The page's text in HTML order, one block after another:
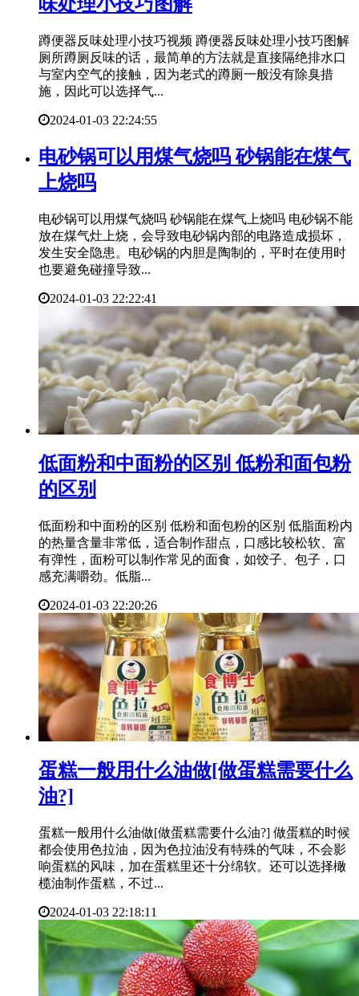
味处理小技巧图解
蹲便器反味处理小技巧视频 蹲便器反味处理小技巧图解
厕所蹲厕反味的话，最简单的方法就是直接隔绝排水口
与室内空气的接触，因为老式的蹲厕一般没有除臭措
施，因此可以选择气...
2024-01-03 22:24:55
​电砂锅可以用煤气烧吗 砂锅能在煤气
上烧吗
电砂锅可以用煤气烧吗 砂锅能在煤气上烧吗 电砂锅不能
放在煤气灶上烧，会导致电砂锅内部的电路造成损坏，
发生安全隐患。电砂锅的内胆是陶制的，平时在使用时
也要避免碰撞导致...
2024-01-03 22:22:41
​低面粉和中面粉的区别 低粉和面包粉
的区别
低面粉和中面粉的区别 低粉和面包粉的区别 低脂面粉内
的热量含量非常低，适合制作甜点，口感比较松软、富
有弹性，面粉可以制作常见的面食，如饺子、包子，口
感充满嚼劲。低脂...
2024-01-03 22:20:26
​蛋糕一般用什么油做[做蛋糕需要什么
油?]
蛋糕一般用什么油做[做蛋糕需要什么油?] 做蛋糕的时候
都会使用色拉油，因为色拉油没有特殊的气味，不会影
响蛋糕的风味，加在蛋糕里还十分绵软。还可以选择橄
榄油制作蛋糕，不过...
2024-01-03 22:18:11